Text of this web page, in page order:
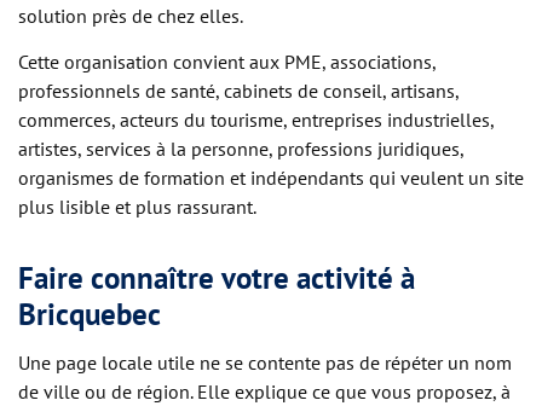
solution près de chez elles.
Cette organisation convient aux PME, associations,
professionnels de santé, cabinets de conseil, artisans,
commerces, acteurs du tourisme, entreprises industrielles,
artistes, services à la personne, professions juridiques,
organismes de formation et indépendants qui veulent un site
plus lisible et plus rassurant.
Faire connaître votre activité à
Bricquebec
Une page locale utile ne se contente pas de répéter un nom
de ville ou de région. Elle explique ce que vous proposez, à